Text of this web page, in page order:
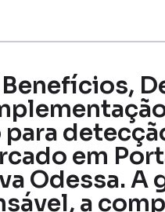
em
Odessa. A
a